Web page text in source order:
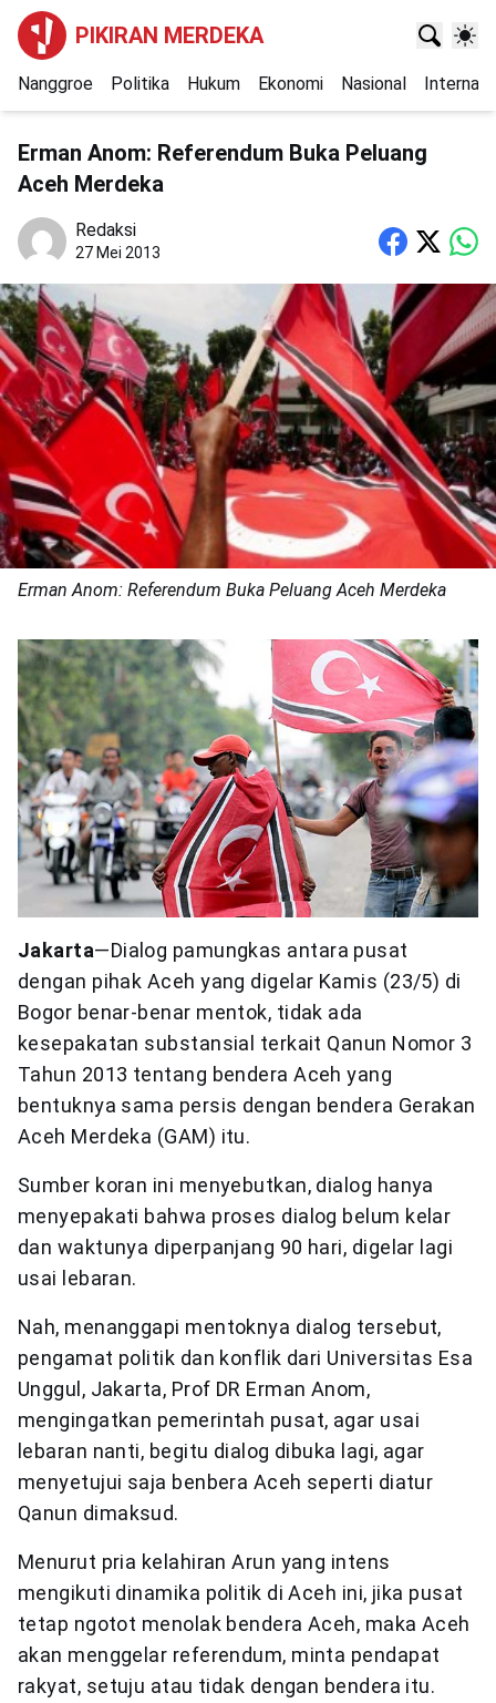
PIKIRAN MERDEKA
Nanggroe Politika Hukum Ekonomi Nasional
Erman Anom: Referendum Buka Peluang
Aceh Merdeka
Redaksi
27 Mei 2013
Erman Anom: Referendum Buka Peluang Aceh Merdeka
Jakarta—Dialog pamungkas antara pusat
dengan pihak Aceh yang digelar Kamis (23/5) di
Bogor benar-benar mentok, tidak ada
kesepakatan substansial terkait Qanun Nomor 3
Tahun 2013 tentang bendera Aceh yang
bentuknya sama persis dengan bendera Gerakan
Aceh Merdeka (GAM) itu.
Sumber koran ini menyebutkan, dialog hanya
menyepakati bahwa proses dialog belum kelar
dan waktunya diperpanjang 90 hari, digelar lagi
usai lebaran.
Nah, menanggapi mentoknya dialog tersebut,
pengamat politik dan konflik dari Universitas Esa
Unggul, Jakarta, Prof DR Erman Anom,
mengingatkan pemerintah pusat, agar usai
lebaran nanti, begitu dialog dibuka lagi, agar
menyetujui saja benbera Aceh seperti diatur
Qanun dimaksud.
Menurut pria kelahiran Arun yang intens
mengikuti dinamika politik di Aceh ini, jika pusat
tetap ngotot menolak bendera Aceh, maka Aceh
akan menggelar referendum, minta pendapat
rakyat, setuju atau tidak dengan bendera itu.